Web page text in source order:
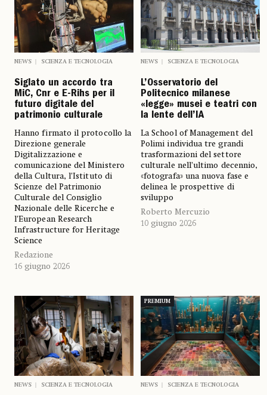
NEWS SCIENZA E TECNOLOGIA
Siglato un accordo tra
MiC, Cnr e E-Rihs per il
futuro digitale del
patrimonio culturale
Hanno firmato il protocollo la
Direzione generale
Digitalizzazione e
comunicazione del Ministero
della Cultura, l’Istituto di
Scienze del Patrimonio
Culturale del Consiglio
Nazionale delle Ricerche e
l’European Research
Infrastructure for Heritage
Science
Redazione
16 giugno 2026
NEWS SCIENZA E TECNOLOGIA
L’Osservatorio del
Politecnico milanese
«legge» musei e teatri con
la lente dell’IA
La School of Management del
Polimi individua tre grandi
trasformazioni del settore
culturale nell’ultimo decennio,
«fotografa» una nuova fase e
delinea le prospettive di
sviluppo
Roberto Mercuzio
10 giugno 2026
NEWS SCIENZA E TECNOLOGIA
PREMIUM
NEWS SCIENZA E TECNOLOGIA